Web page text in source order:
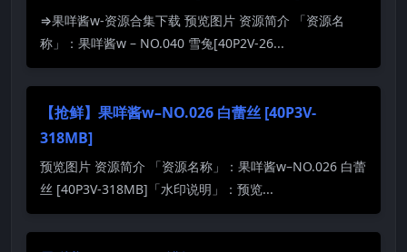
⇒果咩酱w-资源合集下载 预览图片 资源简介 「资源名
称」：果咩酱w – NO.040 雪兔[40P2V-26...
【抢鲜】果咩酱w–NO.026 白蕾丝 [40P3V-
318MB]
预览图片 资源简介 「资源名称」：果咩酱w–NO.026 白蕾
丝 [40P3V-318MB]「水印说明」：预览...